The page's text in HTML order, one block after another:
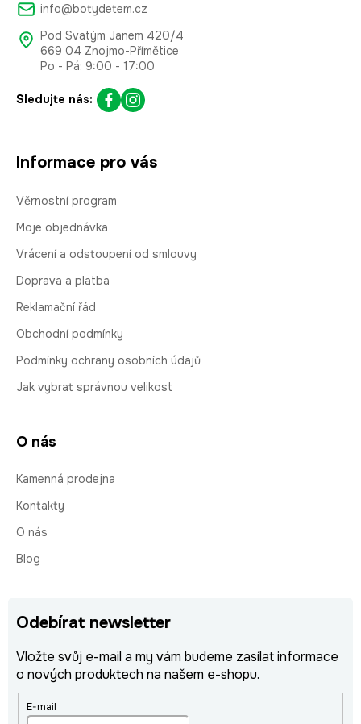
info@botydetem.cz
Pod Svatým Janem 420/4
669 04 Znojmo-Přímětice
Po - Pá: 9:00 - 17:00
Sledujte nás:
Informace pro vás
Věrnostní program
Moje objednávka
Vrácení a odstoupení od smlouvy
Doprava a platba
Reklamační řád
Obchodní podmínky
Podmínky ochrany osobních údajů
Jak vybrat správnou velikost
O nás
Kamenná prodejna
Kontakty
O nás
Blog
Odebírat newsletter
Vložte svůj e-mail a my vám budeme zasílat informace
o nových produktech na našem e-shopu.
E-mail